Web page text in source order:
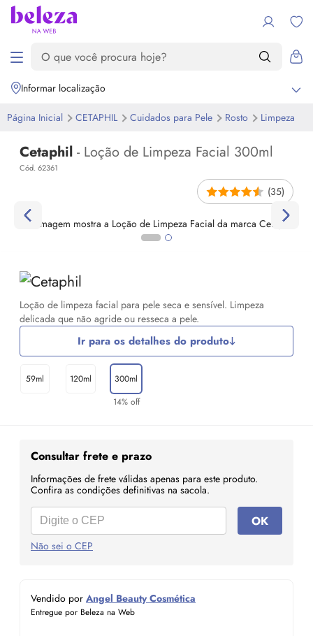
Informar localização
Página Inicial CETAPHIL Cuidados para Pele Rosto Limpeza
Cetaphil - Loção de Limpeza Facial 300ml
Cód. 62361
(35)
Loção de limpeza facial para pele seca e sensível. Limpeza
delicada que não agride ou resseca a pele.
Ir para os detalhes do produto
59ml 120ml
300ml
14% off
Consultar frete e prazo
Informações de frete válidas apenas para este produto.
Confira as condições definitivas na sacola.
OK
Não sei o CEP
Vendido por Angel Beauty Cosmética
Entregue por Beleza na Web